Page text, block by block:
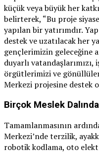
küçük veya büyük her
belirterek, “Bu proje
yapılan bir yatırımdır.
destek ve uzatılacak her
gençlerimizin geleceğine
duyarlı
örgütlerimizi ve
Merkezi projesine destek
Birçok Meslek
Tamamlanmasının
Merkezi’nde terzilik,
robotik kodlama, oto